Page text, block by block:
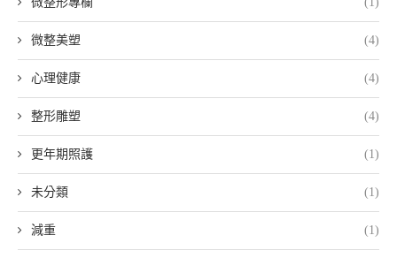
微整美塑 (4)
心理健康 (4)
整形雕塑 (4)
更年期照護 (1)
未分類 (1)
減重 (1)